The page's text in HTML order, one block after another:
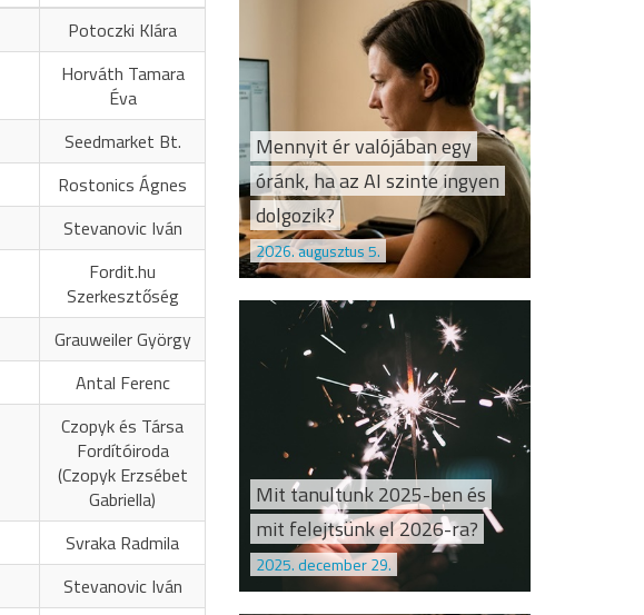
Potoczki Klára
Horváth Tamara
Éva
Seedmarket Bt.
Rostonics Ágnes
Stevanovic Iván
Fordit.hu
Szerkesztőség
Grauweiler György
Antal Ferenc
Czopyk és Társa
Fordítóiroda
(Czopyk Erzsébet
Gabriella)
Svraka Radmila
Stevanovic Iván
Mennyit ér valójában egy
óránk, ha az AI szinte ingyen
dolgozik?
2026. augusztus 5.
Mit tanultunk 2025-ben és
mit felejtsünk el 2026-ra?
2025. december 29.